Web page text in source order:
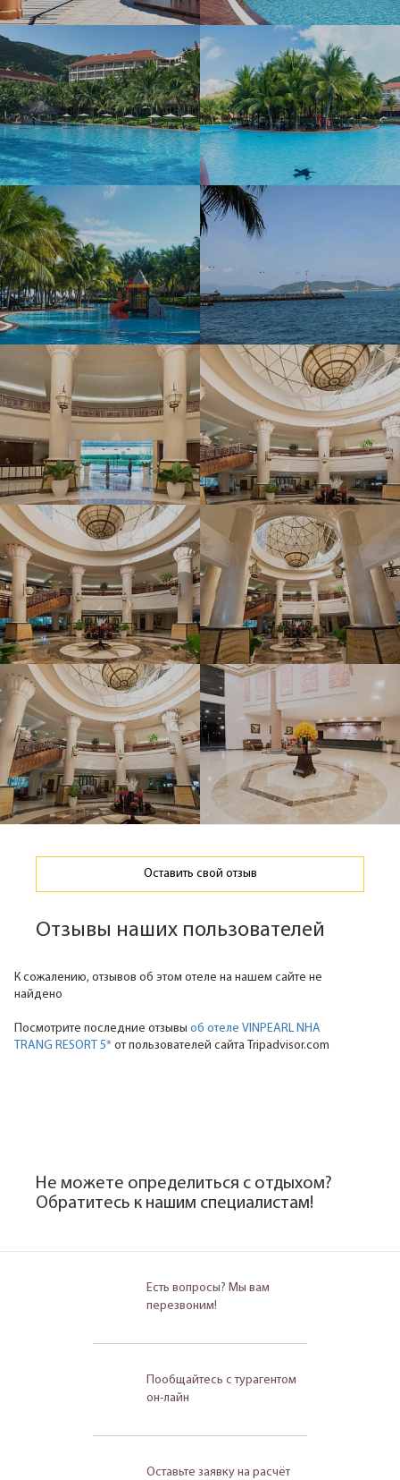
Оставить свой отзыв
Отзывы наших пользователей
К сожалению, отзывов об этом отеле на нашем сайте не
найдено
Посмотрите последние отзывы об отеле VINPEARL NHA
TRANG RESORT 5* от пользователей сайта Tripadvisor.com
Не можете определиться с отдыхом?
Обратитесь к нашим специалистам!
Есть вопросы? Мы вам
перезвоним!
Пообщайтесь с турагентом
он-лайн
Оставьте заявку на расчёт